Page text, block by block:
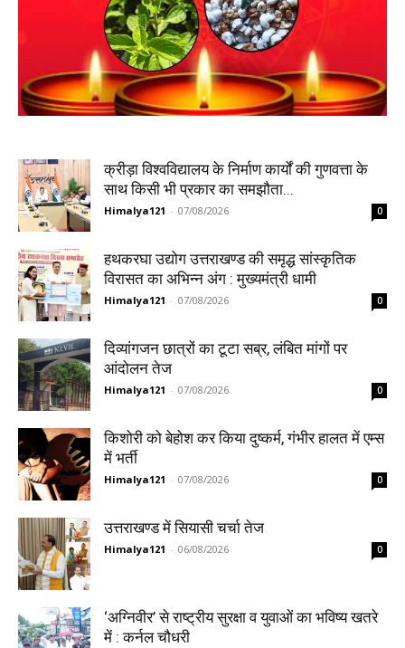
क्रीड़ा विश्वविद्यालय के निर्माण कार्यों की गुणवत्ता के
साथ किसी भी प्रकार का समझौता...
Himalya121 - 07/08/2026 0
हथकरघा उद्योग उत्तराखण्ड की समृद्ध सांस्कृतिक
विरासत का अभिन्न अंग : मुख्यमंत्री धामी
Himalya121 - 07/08/2026 0
दिव्यांगजन छात्रों का टूटा सब्र, लंबित मांगों पर
आंदोलन तेज
Himalya121 - 07/08/2026 0
किशोरी को बेहोश कर किया दुष्कर्म, गंभीर हालत में एम्स
में भर्ती
Himalya121 - 07/08/2026 0
उत्तराखण्ड में सियासी चर्चा तेज
Himalya121 - 06/08/2026 0
‘अग्निवीर’ से राष्ट्रीय सुरक्षा व युवाओं का भविष्य खतरे
में : कर्नल चौधरी